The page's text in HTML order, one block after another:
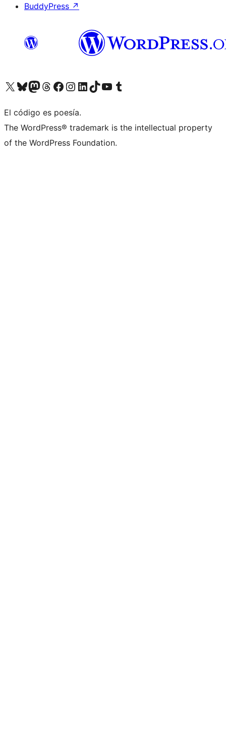
BuddyPress ↗
Visita nuestra cuenta de X (anteriormente Twitter)
Visita nuestra cuenta de Bluesky
Visita nuestra cuenta de Mastodon
Visita nuestra cuenta de Threads
Visita nuestra página de Facebook
Visita nuestra cuenta de Instagram
Visita nuestra cuenta de LinkedIn
Visita nuestra cuenta de TikTok
Visita nuestro canal de YouTube
Visita nuestra cuenta de Tumblr
El código es poesía.
The WordPress® trademark is the intellectual property
of the WordPress Foundation.